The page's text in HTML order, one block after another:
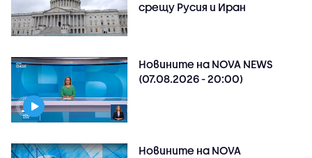
срещу Русия и Иран
Новините на NOVA NEWS
(07.08.2026 - 20:00)
Новините на NOVA